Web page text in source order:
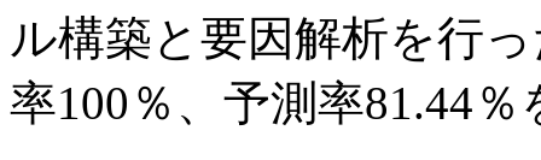
ル構築と要因解析を行
率100％、予測率81.44